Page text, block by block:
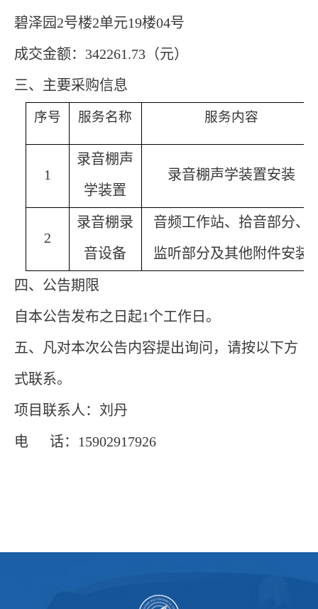
碧泽园2号楼2单元19楼04号
成交金额： 342261.73 （元）
三、主要采购信息
序号 服务名称 服务内容
1
录音棚声
学装置
录音棚声学装置安装
2
录音棚录
音设备
音频工作站、拾音部分、
监听部分及其他附件安装
四、公告期限
自本公告发布之日起1个工作日。
五、凡对本次公告内容提出询问，请按以下方
式联系。
项目联系人： 刘丹
电
话： 15902917926